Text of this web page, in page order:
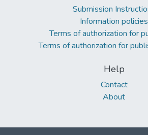
Submission
Information policies
Terms of authorization for
Terms of authorization for
Help
Contact
About